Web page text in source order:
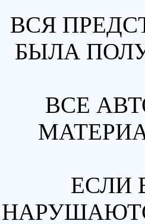
ВСЯ
БЫЛА
ВСЕ
ЕСЛИ